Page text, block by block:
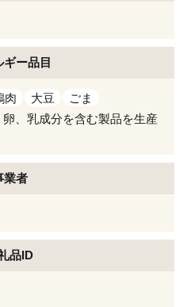
ギー品目
肉 大豆
ごま
、乳成分を含む製品を生産
業者
品ID